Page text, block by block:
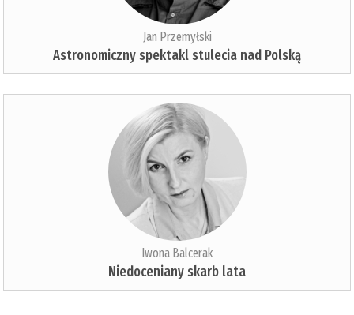
Jan Przemyłski
Astronomiczny spektakl stulecia nad Polską
Iwona Balcerak
Niedoceniany skarb lata